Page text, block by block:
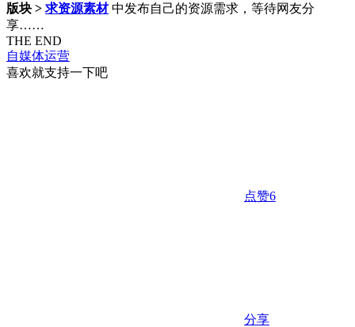
版块 > 求资源素材 中发布自己的资源需求，等待网友分
享……
THE END
自媒体运营
喜欢就支持一下吧
点赞6
分享